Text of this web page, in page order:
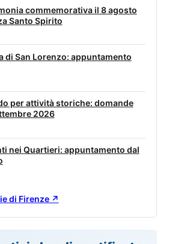
commemorativa il 8 agosto
Santo Spirito
di San Lorenzo: appuntamento
per attività storiche: domande
2026
nei Quartieri: appuntamento dal
di Firenze ↗